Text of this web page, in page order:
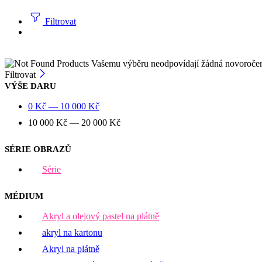
Filtrovat
Vašemu výběru neodpovídají žádná
Filtrovat
VÝŠE DARU
0 Kč — 10 000 Kč
10 000 Kč — 20 000 Kč
SÉRIE OBRAZŮ
Série
MÉDIUM
Akryl a olejový pastel na plátně
akryl na kartonu
Akryl na plátně